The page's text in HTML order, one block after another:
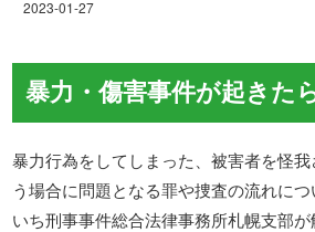
2023-01-27
暴力・傷害事件が起きた
暴力行為をしてしまった、被害者を怪
う場合に問題となる罪や捜査の流れに
いち刑事事件総合法律事務所札幌支部が